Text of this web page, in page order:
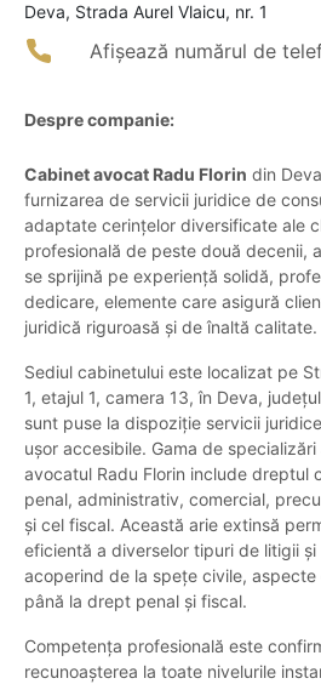
Deva, Strada Aurel Vlaicu, nr. 1
Afișează numărul de
Despre companie:
Cabinet avocat Radu Florin din
furnizarea de servicii juridice de
adaptate cerințelor diversificate ale
profesională de peste două decenii,
se sprijină pe experiență solidă,
dedicare, elemente care asigură
juridică riguroasă și de înaltă calitate.
Sediul cabinetului este localizat pe
1, etajul 1, camera 13, în Deva,
sunt puse la dispoziție servicii
ușor accesibile. Gama de
avocatul Radu Florin include dreptul
penal, administrativ, comercial,
și cel fiscal. Această arie extinsă
eficientă a diverselor tipuri de litigii
acoperind de la spețe civile,
până la drept penal și fiscal.
Competența profesională este
recunoașterea la toate nivelurile